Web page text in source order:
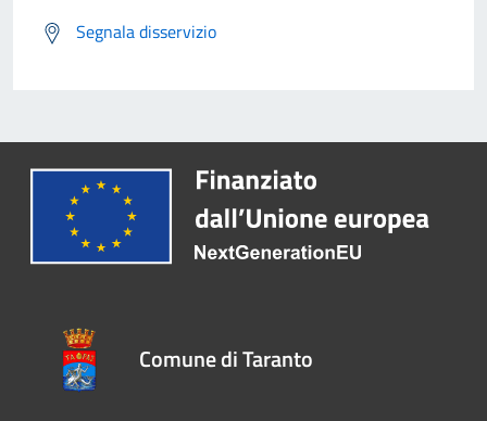
Segnala disservizio
Comune di Taranto